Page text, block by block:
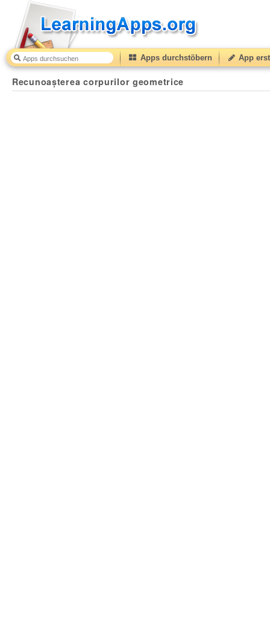
Apps durchstöbern App
Recunoașterea corpurilor geometrice